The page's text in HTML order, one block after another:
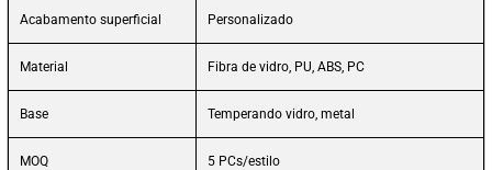
Acabamento superficial Personalizado
Material Fibra de vidro, PU, ABS, PC
Base Temperando vidro, metal
MOQ 5 PCs/estilo